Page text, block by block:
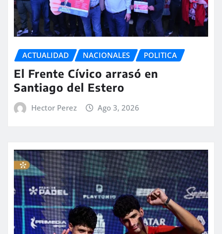
ACTUALIDAD NACIONALES POLITICA
El Frente Cívico arrasó en
Santiago del Estero
Hector Perez Ago 3, 2026